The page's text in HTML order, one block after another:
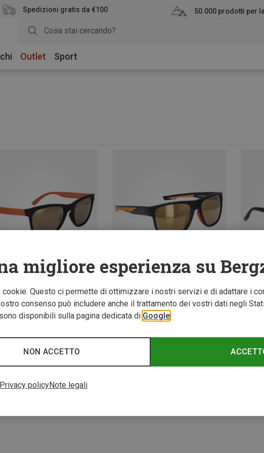
Spedizioni gratis da €100 50.000 prodotti per
Outlet Sport
Risparmi 18%
35,95 €
migliore esperienza su
cookie. Questo ci permette di ottimizzare i nostri servizi e di adattare i
consenso può includere anche il trattamento dei vostri dati negli
disponibili sulla pagina dedicata di Google
NON ACCETTO
Privacy policyNote legali